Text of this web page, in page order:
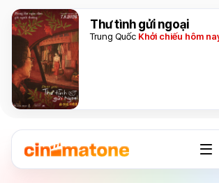
Thư tình gửi ngoại
Trung Quốc Khởi chiếu hôm